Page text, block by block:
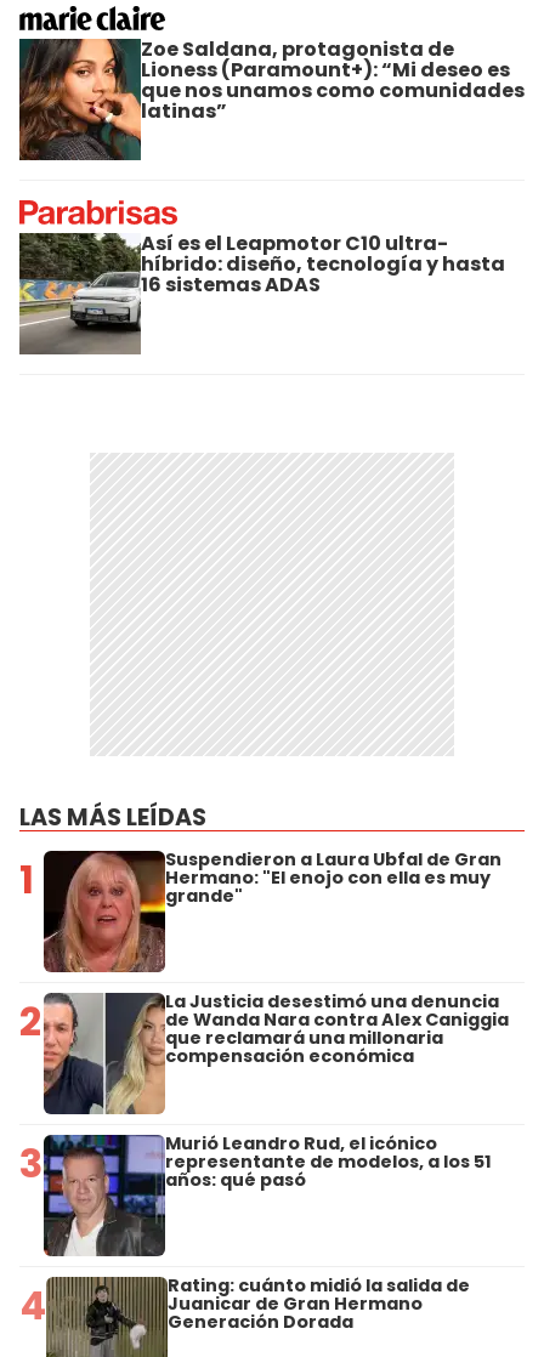
Zoe Saldana, protagonista de
Lioness (Paramount+): “Mi deseo es
que nos unamos como comunidades
latinas”
Así es el Leapmotor C10 ultra-
híbrido: diseño, tecnología y hasta
16 sistemas ADAS
LAS MÁS LEÍDAS
1 Suspendieron a Laura Ubfal de Gran
Hermano: "El enojo con ella es muy
grande"
2 La Justicia desestimó una denuncia
de Wanda Nara contra Alex Caniggia
que reclamará una millonaria
compensación económica
3 Murió Leandro Rud, el icónico
representante de modelos, a los 51
años: qué pasó
4 Rating: cuánto midió la salida de
Juanicar de Gran Hermano
Generación Dorada